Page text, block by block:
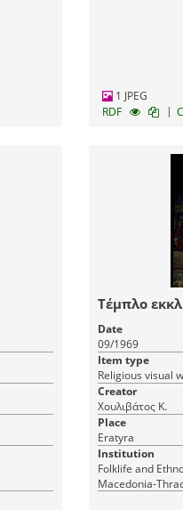
1 JPEG
RDF
|
Τέμπλο
Date
09/1969
Item type
Religious visual
Creator
Χουλιβάτος Κ.
Place
Eratyra
Institution
Fοlklife and
Macedonia-